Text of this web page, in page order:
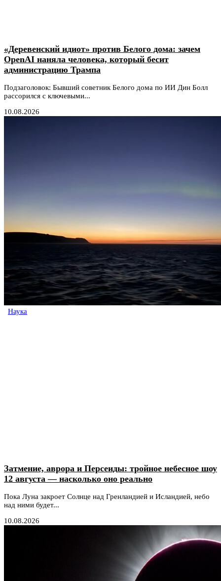
«Деревенский идиот» против Белого дома: зачем
OpenAI наняла человека, который бесит
администрацию Трампа
Подзаголовок: Бывший советник Белого дома по ИИ Дин Болл
рассорился с ключевыми...
10.08.2026
Наука
Затмение, аврора и Персеиды: тройное небесное шоу
12 августа — насколько оно реально
Пока Луна закроет Солнце над Гренландией и Исландией, небо
над ними будет...
10.08.2026